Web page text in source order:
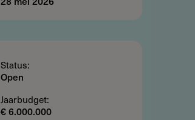
Status:
Open
Jaarbudget:
€ 6.000.000